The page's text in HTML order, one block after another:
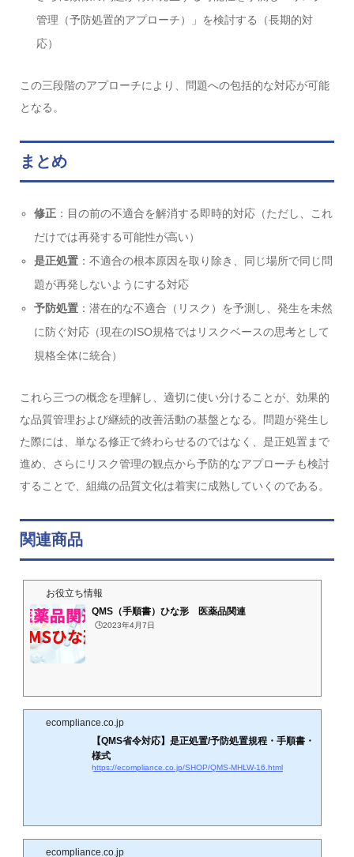
管理（予防処置的アプローチ）」を検討する（長期的対
応）
この三段階のアプローチにより、問題への包括的な対応が可能
となる。
まとめ
修正 ：目の前の不適合を解消する即時的対応（ただし、これ
だけでは再発する可能性が高い）
是正処置 ：不適合の根本原因を取り除き、同じ場所で同じ問
題が再発しないようにする対応
予防処置 ：潜在的な不適合（リスク）を予測し、発生を未然
に防ぐ対応（現在のISO規格ではリスクベースの思考として
規格全体に統合）
これら三つの概念を理解し、適切に使い分けることが、効果的
な品質管理および継続的改善活動の基盤となる。問題が発生し
た際には、単なる修正で終わらせるのではなく、是正処置まで
進め、さらにリスク管理の観点から予防的なアプローチも検討
することで、組織の品質文化は着実に成熟していくのである。
関連商品
お役立ち情報
QMS（手順書）ひな形 医薬品関連
🕒️2023年4月7日
ecompliance.co.jp
【QMS省令対応】是正処置/予防処置規程・手順書・
様式
https://ecompliance.co.jp/SHOP/QMS-MHLW-16.html
ecompliance.co.jp